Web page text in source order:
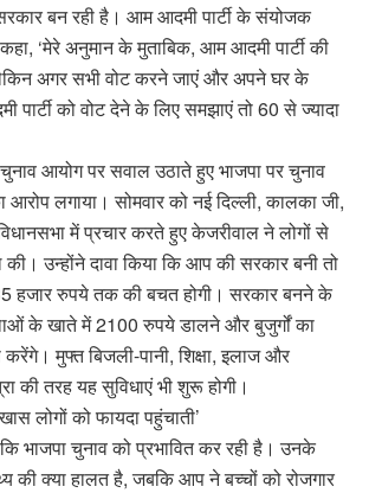
बन रही है। आम आदमी पार्टी के संयोजक
‘मेरे अनुमान के मुताबिक, आम आदमी पार्टी की
अगर सभी वोट करने जाएं और अपने घर के
पार्टी को वोट देने के लिए समझाएं तो 60 से ज्यादा
आयोग पर सवाल उठाते हुए भाजपा पर चुनाव
आरोप लगाया। सोमवार को नई दिल्ली, कालका जी,
में प्रचार करते हुए केजरीवाल ने लोगों से
उन्होंने दावा किया कि आप की सरकार बनी तो
हजार रुपये तक की बचत होगी। सरकार बनने के
के खाते में 2100 रुपये डालने और बुजुर्गों का
मुफ्त बिजली-पानी, शिक्षा, इलाज और
की तरह यह सुविधाएं भी शुरू होगी।
लोगों को फायदा पहुंचाती’
भाजपा चुनाव को प्रभावित कर रही है। उनके
की क्या हालत है, जबकि आप ने बच्चों को रोजगार